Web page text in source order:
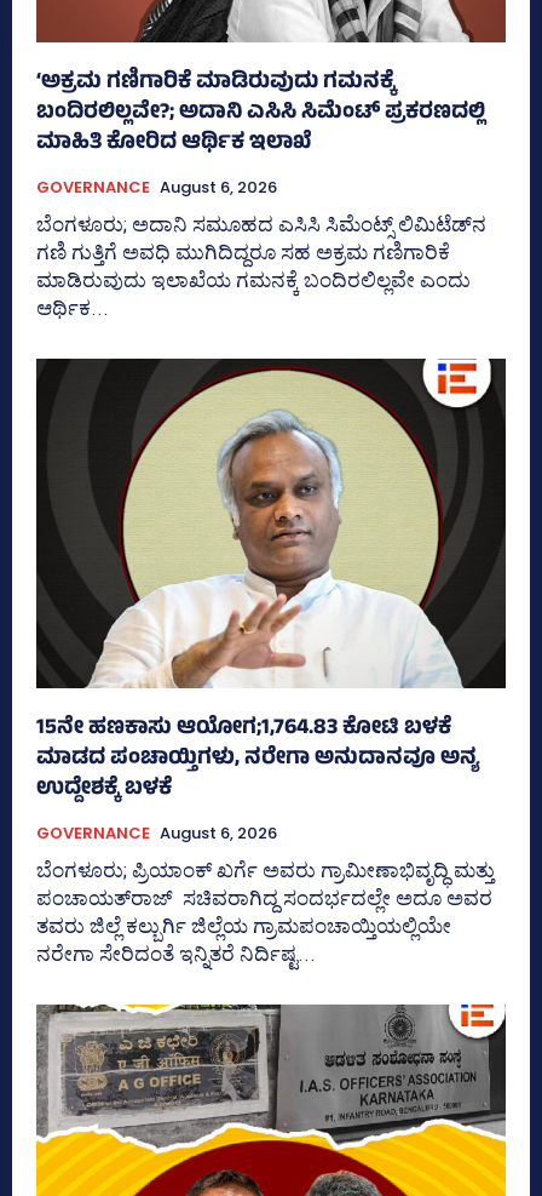
‘ಅಕ್ರಮ ಗಣಿಗಾರಿಕೆ ಮಾಡಿರುವುದು ಗಮನಕ್ಕೆ
ಬಂದಿರಲಿಲ್ಲವೇ?; ಅದಾನಿ ಎಸಿಸಿ ಸಿಮೆಂಟ್ ಪ್ರಕರಣದಲ್ಲಿ
ಮಾಹಿತಿ ಕೋರಿದ ಆರ್ಥಿಕ ಇಲಾಖೆ
GOVERNANCE August 6, 2026
ಬೆಂಗಳೂರು; ಅದಾನಿ ಸಮೂಹದ ಎಸಿಸಿ ಸಿಮೆಂಟ್ಸ್‌ ಲಿಮಿಟೆಡ್‌ನ
ಗಣಿ ಗುತ್ತಿಗೆ ಅವಧಿ ಮುಗಿದಿದ್ದರೂ ಸಹ ಅಕ್ರಮ ಗಣಿಗಾರಿಕೆ
ಮಾಡಿರುವುದು ಇಲಾಖೆಯ ಗಮನಕ್ಕೆ ಬಂದಿರಲಿಲ್ಲವೇ ಎಂದು
ಆರ್ಥಿಕ...
15ನೇ ಹಣಕಾಸು ಆಯೋಗ;1,764.83 ಕೋಟಿ ಬಳಕೆ
ಮಾಡದ ಪಂಚಾಯ್ತಿಗಳು, ನರೇಗಾ ಅನುದಾನವೂ ಅನ್ಯ
ಉದ್ದೇಶಕ್ಕೆ ಬಳಕೆ
GOVERNANCE August 6, 2026
ಬೆಂಗಳೂರು; ಪ್ರಿಯಾಂಕ್‌ ಖರ್ಗೆ ಅವರು ಗ್ರಾಮೀಣಾಭಿವೃದ್ಧಿ ಮತ್ತು
ಪಂಚಾಯತ್‌ರಾಜ್‌ ಸಚಿವರಾಗಿದ್ದ ಸಂದರ್ಭದಲ್ಲೇ ಅದೂ ಅವರ
ತವರು ಜಿಲ್ಲೆ ಕಲ್ಬುರ್ಗಿ ಜಿಲ್ಲೆಯ ಗ್ರಾಮಪಂಚಾಯ್ತಿಯಲ್ಲಿಯೇ
ನರೇಗಾ ಸೇರಿದಂತೆ ಇನ್ನಿತರೆ ನಿರ್ದಿಷ್ಟ...